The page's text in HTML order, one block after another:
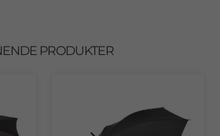
PRODUKTER